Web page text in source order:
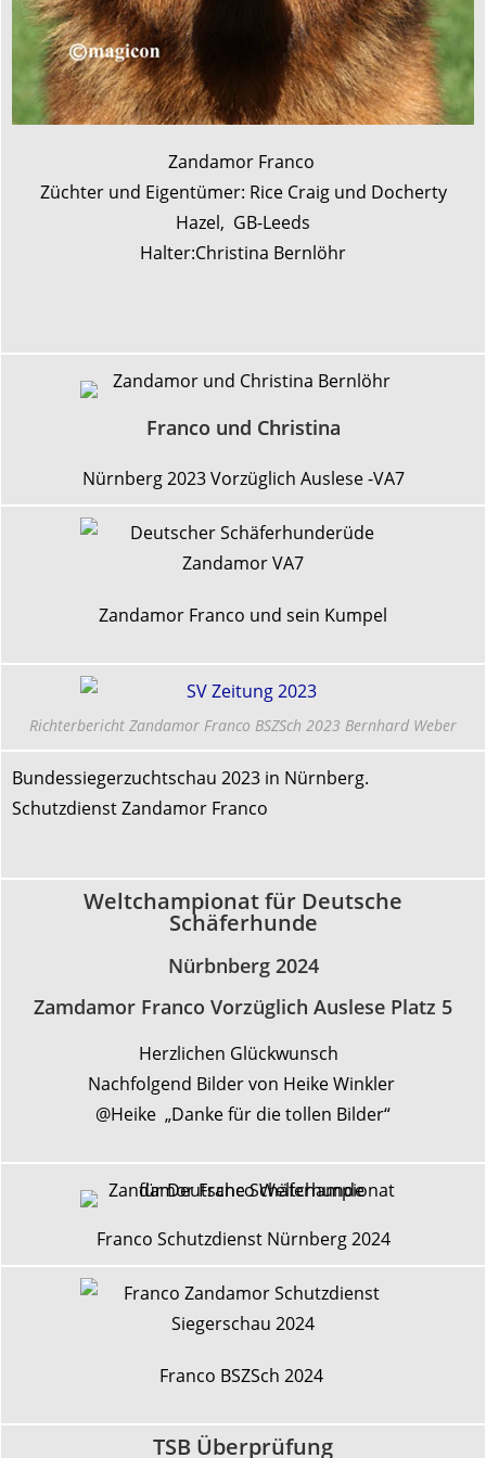
Zandamor Franco
Züchter und Eigentümer: Rice Craig und Docherty
Hazel, GB-Leeds
Halter:Christina Bernlöhr
Franco und Christina
Nürnberg 2023 Vorzüglich Auslese -VA7
Zandamor Franco und sein Kumpel
Richterbericht Zandamor Franco BSZSch 2023 Bernhard Weber
Bundessiegerzuchtschau 2023 in Nürnberg.
Schutzdienst Zandamor Franco
Weltchampionat für Deutsche
Schäferhunde
Nürbnberg 2024
Zamdamor Franco Vorzüglich Auslese Platz 5
Herzlichen Glückwunsch
Nachfolgend Bilder von Heike Winkler
@Heike „Danke für die tollen Bilder“
Franco Schutzdienst Nürnberg 2024
Franco BSZSch 2024
TSB Überprüfung